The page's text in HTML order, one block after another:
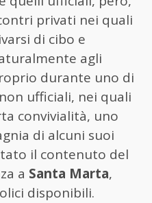
privati nei quali
di cibo e
agli
durante uno di
ufficiali, nei quali
convivialità, uno
di alcuni suoi
il contenuto del
a Santa Marta,
disponibili.